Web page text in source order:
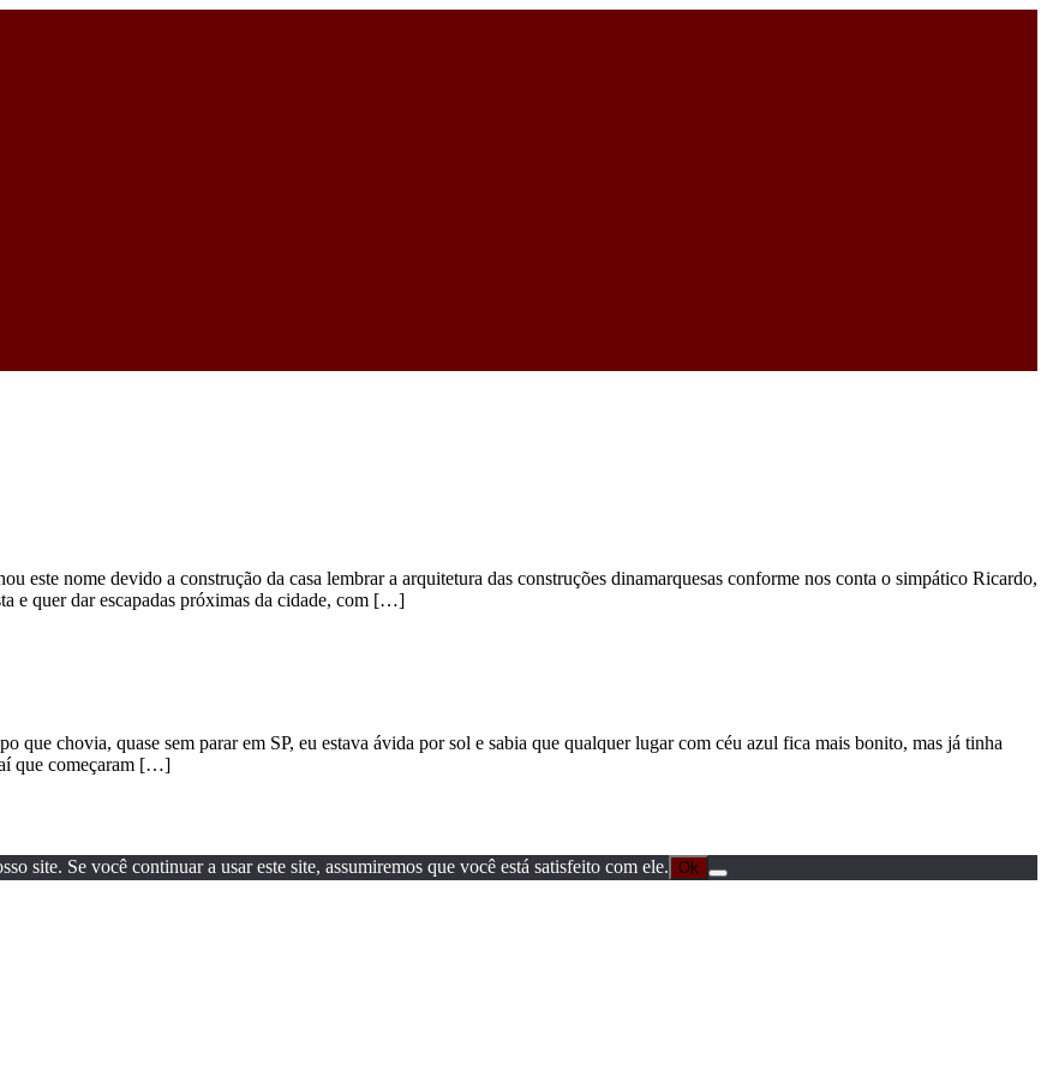
este nome devido a construção da casa lembrar a arquitetura das construções dinamarquesas conforme nos conta o simpático Ricardo,
e quer dar escapadas próximas da cidade, com […]
que chovia, quase sem parar em SP, eu estava ávida por sol e sabia que qualquer lugar com céu azul fica mais bonito, mas já tinha
que começaram […]
site. Se você continuar a usar este site, assumiremos que você está satisfeito com ele. Ok